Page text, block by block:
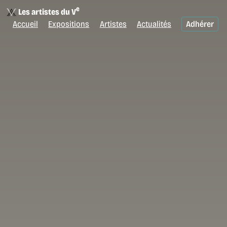
Les artistes du Ve
Accueil Expositions Artistes Actualités Adhérer